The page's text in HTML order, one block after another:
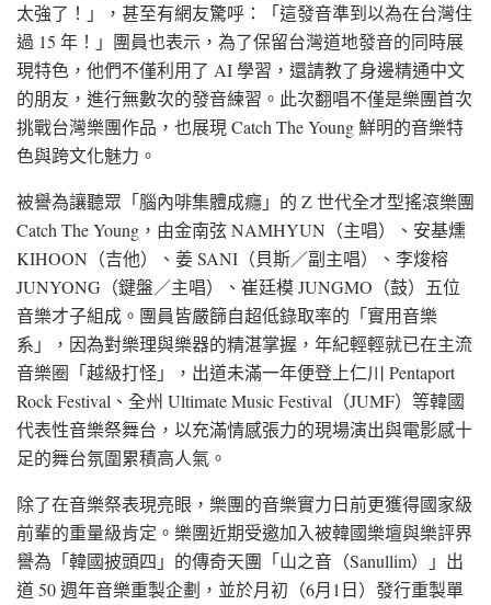
太強了！」，甚至有網友驚呼：「這發音準到以為在台灣住
過 15 年！」團員也表示，為了保留台灣道地發音的同時展
現特色，他們不僅利用了 AI 學習，還請教了身邊精通中文
的朋友，進行無數次的發音練習。此次翻唱不僅是樂團首次
挑戰台灣樂團作品，也展現 Catch The Young 鮮明的音樂特
色與跨文化魅力。
被譽為讓聽眾「腦內啡集體成癮」的 Z 世代全才型搖滾樂團
Catch The Young，由金南弦 NAMHYUN（主唱）、安基燻
KIHOON（吉他）、姜 SANI（貝斯／副主唱）、李焌榕
JUNYONG（鍵盤／主唱）、崔廷模 JUNGMO（鼓）五位
音樂才子組成。團員皆嚴篩自超低錄取率的「實用音樂
系」，因為對樂理與樂器的精湛掌握，年紀輕輕就已在主流
音樂圈「越級打怪」，出道未滿一年便登上仁川 Pentaport
Rock Festival、全州 Ultimate Music Festival（JUMF）等韓國
代表性音樂祭舞台，以充滿情感張力的現場演出與電影感十
足的舞台氛圍累積高人氣。
除了在音樂祭表現亮眼，樂團的音樂實力日前更獲得國家級
前輩的重量級肯定。樂團近期受邀加入被韓國樂壇與樂評界
譽為「韓國披頭四」的傳奇天團「山之音（Sanullim）」出
道 50 週年音樂重製企劃，並於月初（6月1日）發行重製單